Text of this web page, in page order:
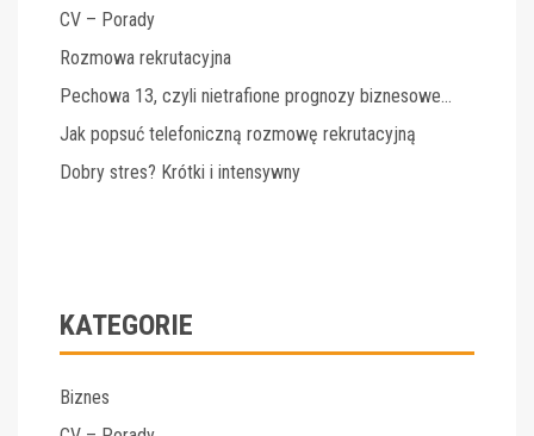
CV – Porady
Rozmowa rekrutacyjna
Pechowa 13, czyli nietrafione prognozy biznesowe…
Jak popsuć telefoniczną rozmowę rekrutacyjną
Dobry stres? Krótki i intensywny
KATEGORIE
Biznes